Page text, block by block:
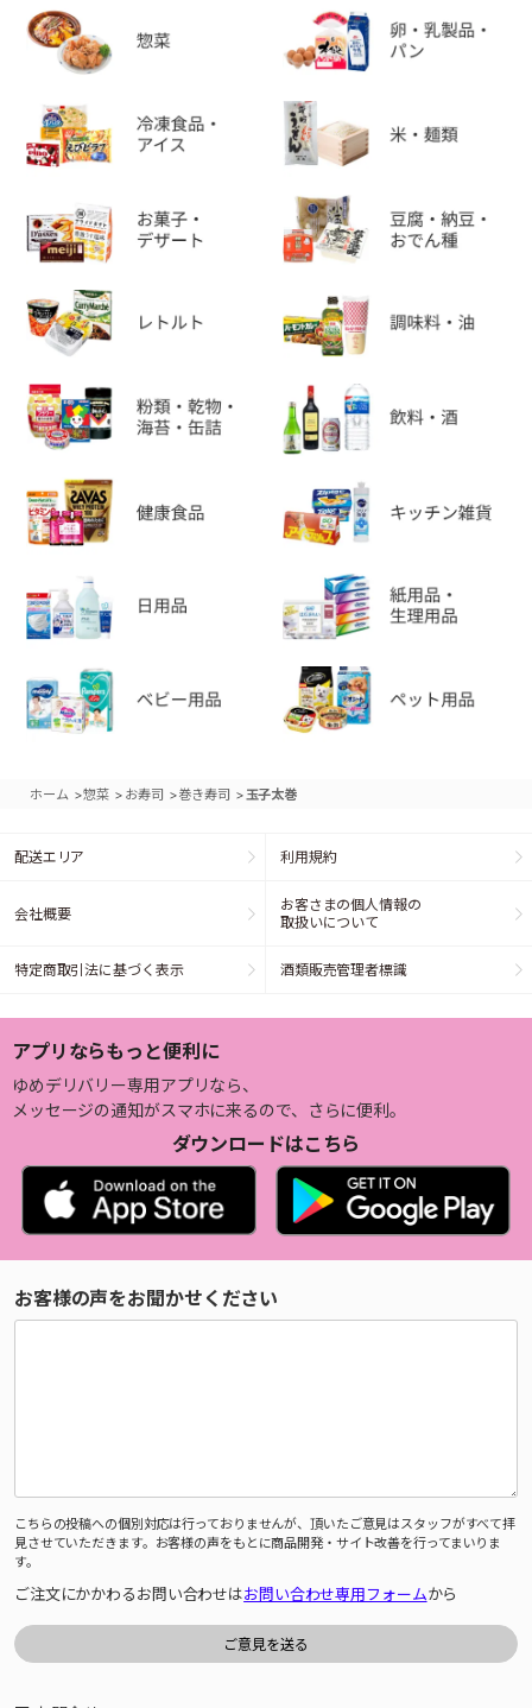
ホーム >惣菜 > お寿司 >巻き寿司 > 玉子太巻
配送エリア 利用規約
会社概要
お客さまの個人情報の
取扱いについて
特定商取引法に基づく表示 酒類販売管理者標識
アプリならもっと便利に
ゆめデリバリー専用アプリなら、
メッセージの通知がスマホに来るので、さらに便利。
ダウンロードはこちら
お客様の声をお聞かせください
こちらの投稿への個別対応は行っておりませんが、頂いたご意見はスタッフがすべて拝
見させていただきます。お客様の声をもとに商品開発・サイト改善を行ってまいりま
す。
ご注文にかかわるお問い合わせはお問い合わせ専用フォームから